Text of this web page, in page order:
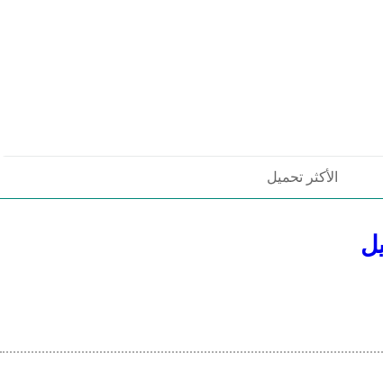
الأكثر تحميل